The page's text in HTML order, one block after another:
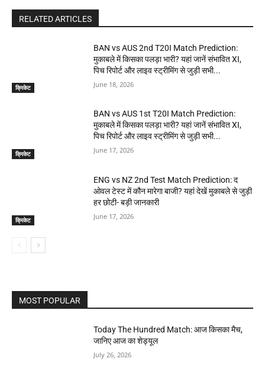
RELATED ARTICLES
क्रिकेट
BAN vs AUS 2nd T20I Match Prediction:
मुकाबले में किसका पलड़ा भारी? यहां जानें संभावित XI,
पिच रिपोर्ट और लाइव स्ट्रीमिंग से जुड़ी सभी...
June 18, 2026
क्रिकेट
BAN vs AUS 1st T20I Match Prediction:
मुकाबले में किसका पलड़ा भारी? यहां जानें संभावित XI,
पिच रिपोर्ट और लाइव स्ट्रीमिंग से जुड़ी सभी...
June 17, 2026
क्रिकेट
ENG vs NZ 2nd Test Match Prediction: द
ओवल टेस्ट में कौन मारेगा बाजी? यहां देखें मुकाबले से जुड़ी
हर छोटी- बड़ी जानकारी
June 17, 2026
MOST POPULAR
Today The Hundred Match: आज किसका मैच,
जानिए आज का शेड्यूल
July 26, 2026